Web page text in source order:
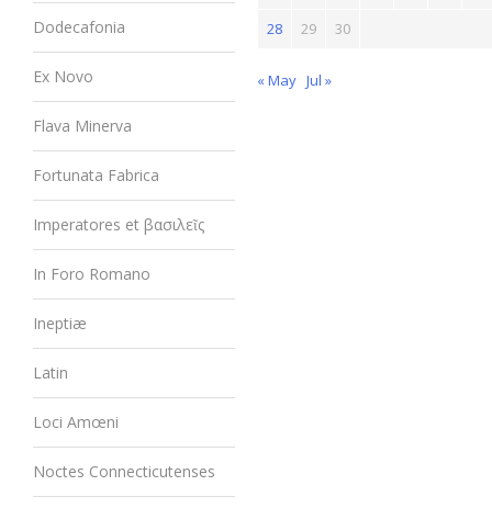
Dodecafonia
Ex Novo
Flava Minerva
Fortunata Fabrica
Imperatores et βασιλεῖς
In Foro Romano
Ineptiæ
Latin
Loci Amœni
Noctes Connecticutenses
28
29 30
« May Jul »